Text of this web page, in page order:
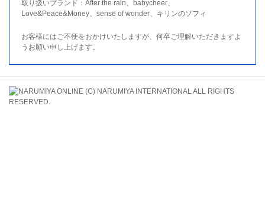
取り扱いブランド：After the rain、babycheer、
Love&Peace&Money、sense of wonder、キリンのソフィ
お客様にはご不便をおかけいたしますが、何卒ご理解いただきますよ
うお願い申し上げます。